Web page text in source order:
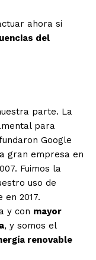
ahora si
del
parte. La
para
Google
gran empresa en
Fuimos la
uso de
2017.
y con mayor
, y somos el
renovable